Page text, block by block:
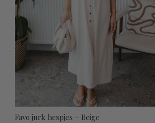
Favo jurk hespjes – Beige